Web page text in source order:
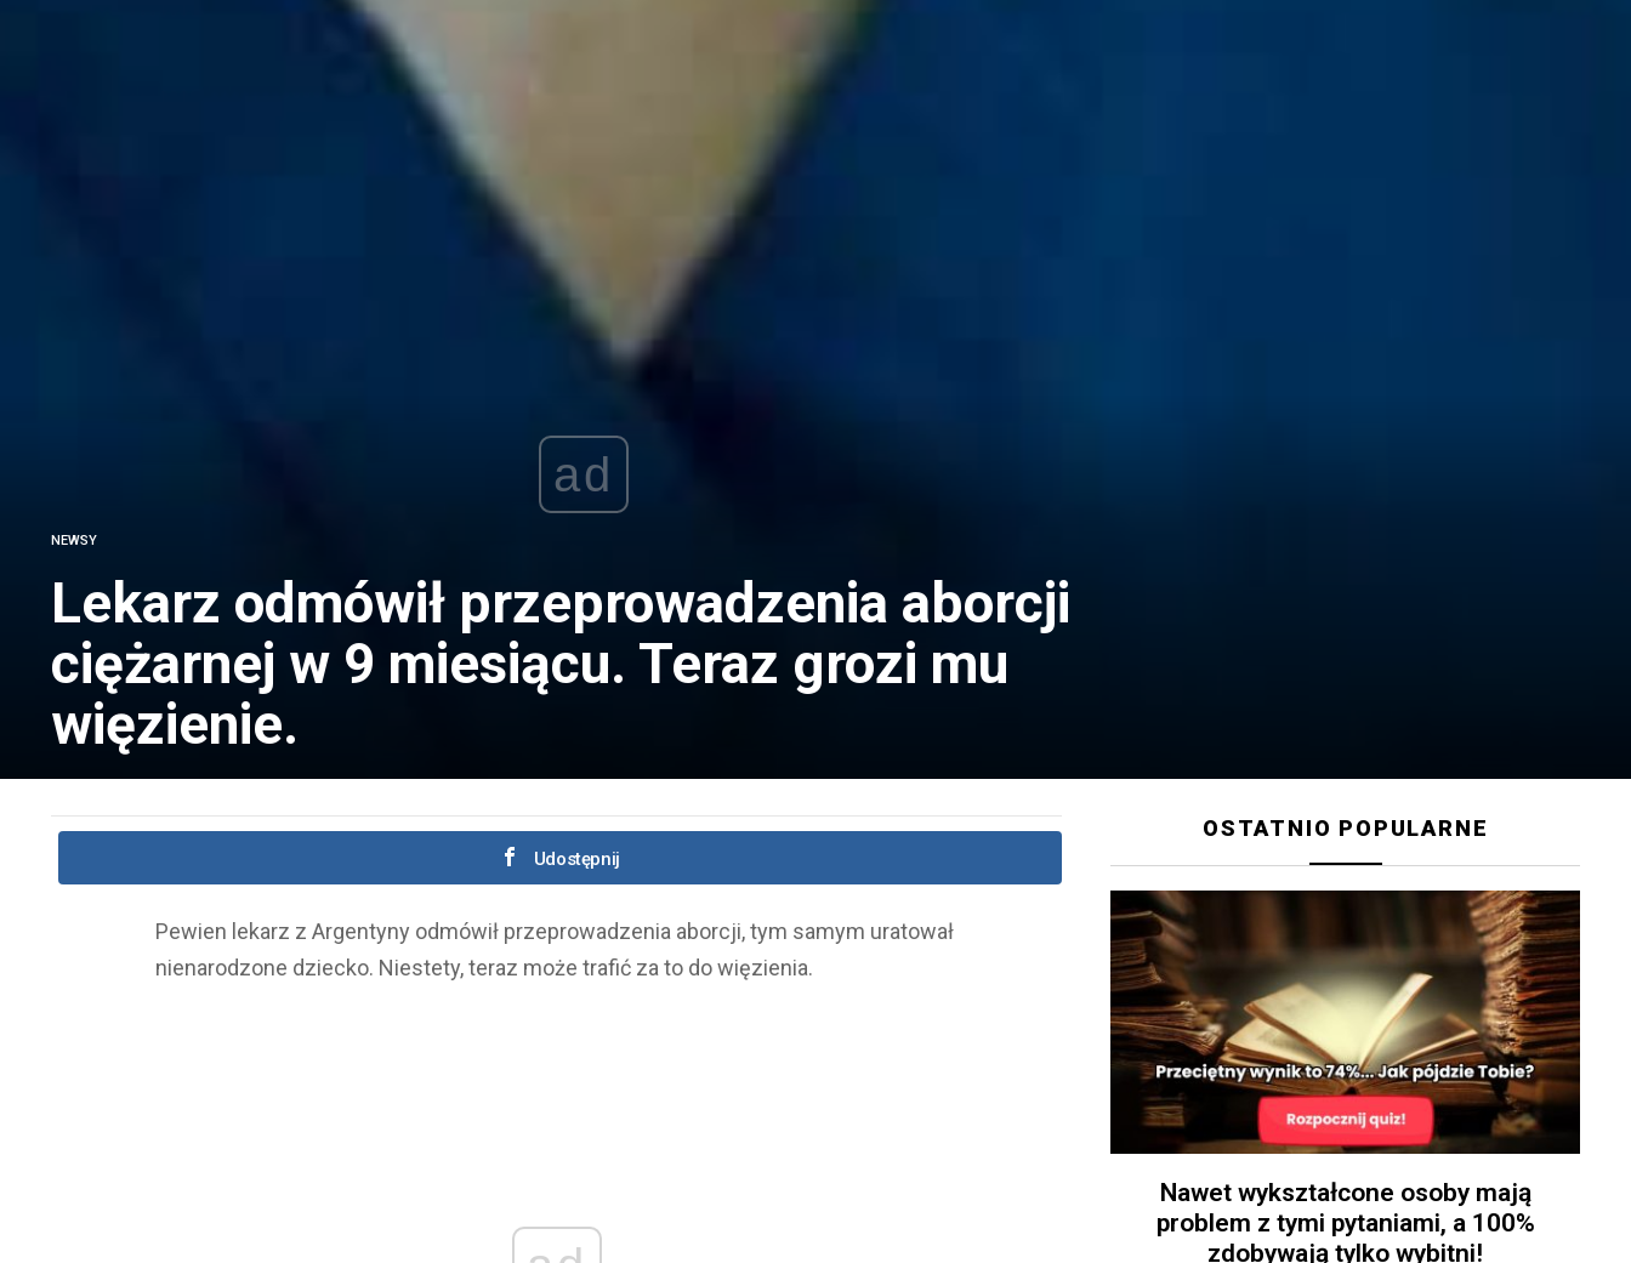
ad
NEWSY
Lekarz odmówił przeprowadzenia aborcji
ciężarnej w 9 miesiącu. Teraz grozi mu
więzienie.
Udostępnij
Pewien lekarz z Argentyny odmówił przeprowadzenia aborcji, tym samym uratował
nienarodzone dziecko. Niestety, teraz może trafić za to do więzienia.
OSTATNIO POPULARNE
Nawet wykształcone osoby mają
problem z tymi pytaniami, a 100%
zdobywają tylko wybitni!